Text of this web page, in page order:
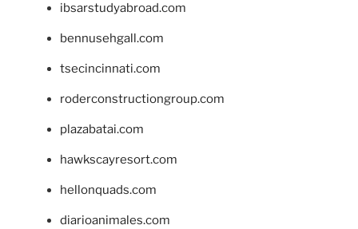
ibsarstudyabroad.com
bennusehgall.com
tsecincinnati.com
roderconstructiongroup.com
plazabatai.com
hawkscayresort.com
hellonquads.com
diarioanimales.com